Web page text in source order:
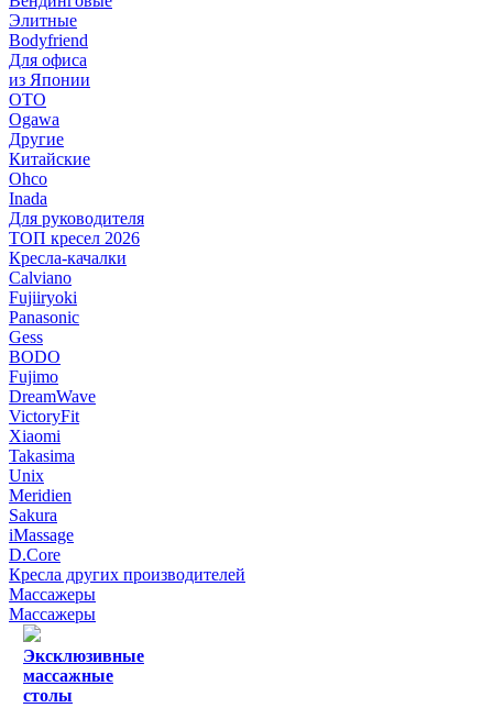
Элитные
Bodyfriend
Для офиса
из Японии
OTO
Ogawa
Другие
Китайские
Ohco
Inada
Для руководителя
ТОП кресел 2026
Кресла-качалки
Calviano
Fujiiryoki
Panasonic
Gess
BODO
Fujimo
DreamWave
VictoryFit
Xiaomi
Takasima
Unix
Meridien
Sakura
iMassage
D.Core
Кресла других производителей
Массажеры
Массажеры
Эксклюзивные
массажные
столы